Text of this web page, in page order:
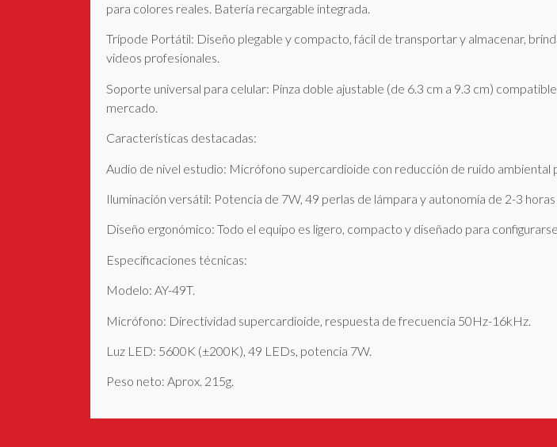
para colores reales. Batería recargable integrada.
Trípode Portátil: Diseño plegable y compacto, fácil de transportar y almacenar,
videos profesionales.
Soporte universal para celular: Pinza doble ajustable (de 6.3 cm a 9.3 cm)
mercado.
Características destacadas:
Audio de nivel estudio: Micrófono supercardioide con reducción de ruido ambiental
Iluminación versátil: Potencia de 7W, 49 perlas de lámpara y autonomía de 2-3
Diseño ergonómico: Todo el equipo es ligero, compacto y diseñado para
Especificaciones técnicas:
Modelo: AY-49T.
Micrófono: Directividad supercardioide, respuesta de frecuencia 50Hz-16kHz.
Luz LED: 5600K (±200K), 49 LEDs, potencia 7W.
Peso neto: Aprox. 215g.